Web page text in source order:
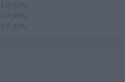
2 (7,41%)
2 (7,41%)
2 (7,41%)